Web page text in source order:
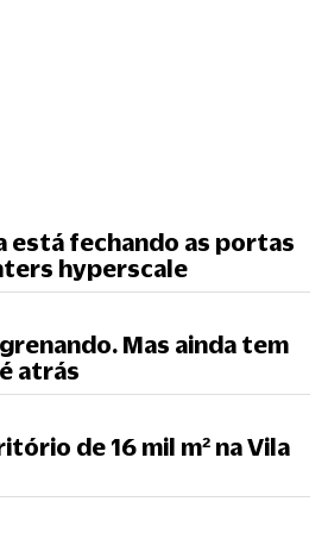
está fechando as portas
hyperscale
Mas ainda tem
atrás
de 16 mil m² na Vila